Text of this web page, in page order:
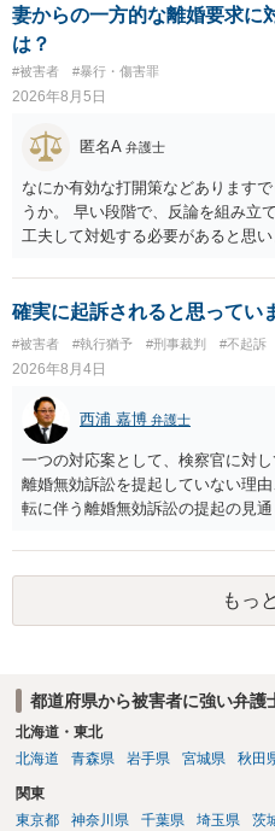
条及び第179条第2項において「性
関係の有無にかかわらず、5年以上
次に掲げる行為又は事由その他こ
同意しない意思を形成し、表明し
にさせ又はその状態にあることに
は、婚姻関係の有無にかかわらず
る。 ③アルコール若しくは薬物を
あること。 以上の通りですから、
しない意思を形成し、表明し若し
あることが必要です。
妻からの一方的な離婚要求に
は？
#被害者 #暴行・傷害罪
2026年8月5日
匿名A 弁護士
なにか有効な打開策などあります
うか。 早い段階で、反論を組み立
工夫して対処する必要があると思
告訴状を作って証拠をそろえて出
確実に起訴されると思ってい
#被害者 #執行猶予 #刑事裁判 #不起訴
2026年8月4日
西浦 嘉博 弁護士
一つの対応案として、検察官に対
離婚無効訴訟を提起していない理
転に伴う離婚無効訴訟の提起の見
検察官の処分判断の際、相談者さ
置づけられる様に思われます。 よ
合、最寄りの法律事務所での相談を
もっ
都道府県から被害者に強い弁護
北海道・東北
北海道
青森県 岩手県 宮城県 秋田
関東
東京都
神奈川県 千葉県 埼玉県 茨